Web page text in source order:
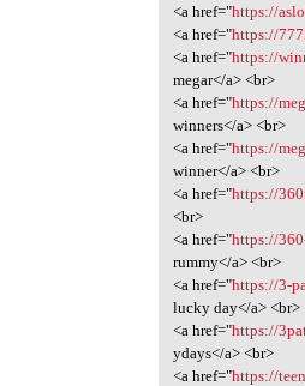
<a href="https://
<a href="https://
<a href="https://
megar</a> <br>
<a href="https://
winners</a> <br>
<a href="https://
winner</a> <br>
<a href="https://
<br>
<a href="https://
rummy</a> <br>
<a href="https://3-
lucky day</a> <br>
<a href="https://
ydays</a> <br>
<a href="https://